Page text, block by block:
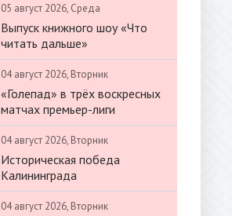
05 август 2026, Среда
Выпуск книжного шоу «Что
читать дальше»
04 август 2026, Вторник
«Голепад» в трёх воскресных
матчах премьер-лиги
04 август 2026, Вторник
Историческая победа
Калининграда
04 август 2026, Вторник